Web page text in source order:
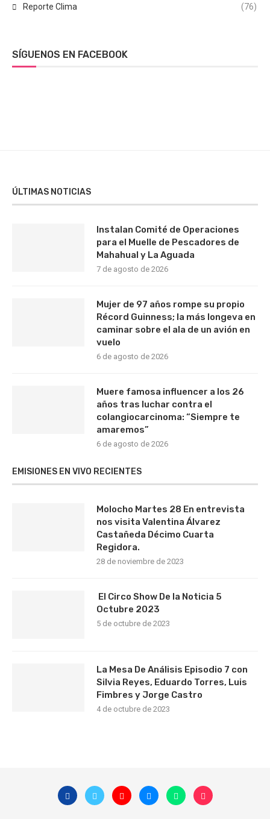
Reporte Clima (76)
SÍGUENOS EN FACEBOOK
ÚLTIMAS NOTICIAS
Instalan Comité de Operaciones
para el Muelle de Pescadores de
Mahahual y La Aguada
7 de agosto de 2026
Mujer de 97 años rompe su propio
Récord Guinness; la más longeva en
caminar sobre el ala de un avión en
vuelo
6 de agosto de 2026
Muere famosa influencer a los 26
años tras luchar contra el
colangiocarcinoma: “Siempre te
amaremos”
6 de agosto de 2026
EMISIONES EN VIVO RECIENTES
Molocho Martes 28 En entrevista
nos visita Valentina Álvarez
Castañeda Décimo Cuarta
Regidora.
28 de noviembre de 2023
El Circo Show De la Noticia 5
Octubre 2023
5 de octubre de 2023
La Mesa De Análisis Episodio 7 con
Silvia Reyes, Eduardo Torres, Luis
Fimbres y Jorge Castro
4 de octubre de 2023